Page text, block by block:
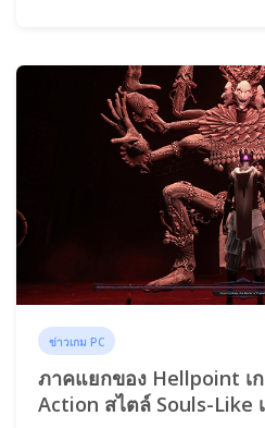
ข่าวเกม PC
ภาคแยกของ Hellpoint เ
Action สไตล์ Souls-Like